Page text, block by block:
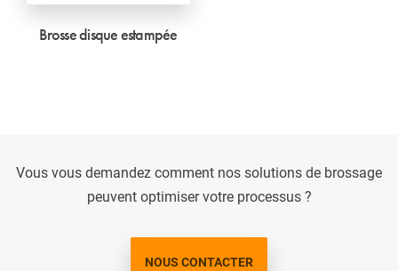
Brosse disque estampée
Vous vous demandez comment nos solutions de brossage
peuvent optimiser votre processus ?
NOUS CONTACTER